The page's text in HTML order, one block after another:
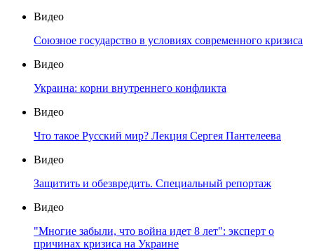
Видео
Союзное государство в условиях современного кризиса
Видео
Украина: корни внутреннего конфликта
Видео
Что такое Русский мир? Лекция Сергея Пантелеева
Видео
Защитить и обезвредить. Специальный репортаж
Видео
"Многие забыли, что война идет 8 лет": эксперт о
причинах кризиса на Украине